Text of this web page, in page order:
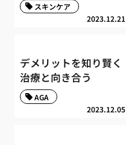
2023.12.21
スキンケア
デメリットを知り賢く
治療と向き合う
2023.12.05
AGA